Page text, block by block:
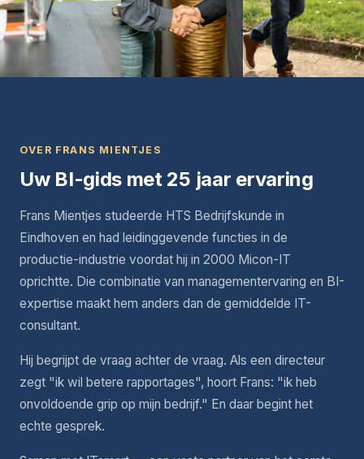
OVER FRANS MIENTJES
Uw BI-gids met 25 jaar ervaring
Frans Mientjes studeerde HTS Bedrijfskunde in
Eindhoven en had leidinggevende functies in de
productie-industrie voordat hij in 2000 Micon-IT
oprichtte. Die combinatie van managementervaring en BI-
expertise maakt hem anders dan de gemiddelde IT-
consultant.
Hij begrijpt de vraag achter de vraag. Als een directeur
zegt "ik wil betere rapportages", hoort Frans: "ik heb
onvoldoende grip op mijn bedrijf." En daar begint het
echte gesprek.